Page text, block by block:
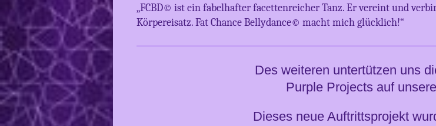
„FCBD© ist ein fabelhafter facettenreicher Tanz. Er vereint und
Körpereisatz. Fat Chance Bellydance© macht mich glücklich!“
Des weiteren untertützen uns
Purple Projects auf
Dieses neue Auftrittsprojekt